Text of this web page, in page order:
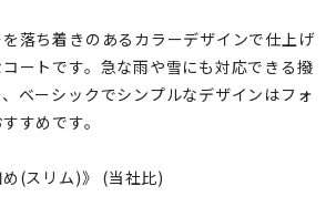
落ち着きのあるカラーデザインで仕上げ
ートです。急な雨や雪にも対応できる撥
ベーシックでシンプルなデザインはフォ
すめです。
め(スリム)》 (当社比)